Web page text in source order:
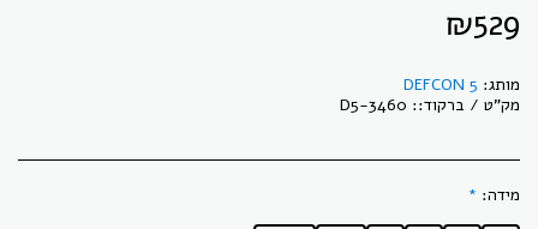
₪529
מותג: DEFCON 5
מק"ט / ברקוד:: D5-3460
מידה: *